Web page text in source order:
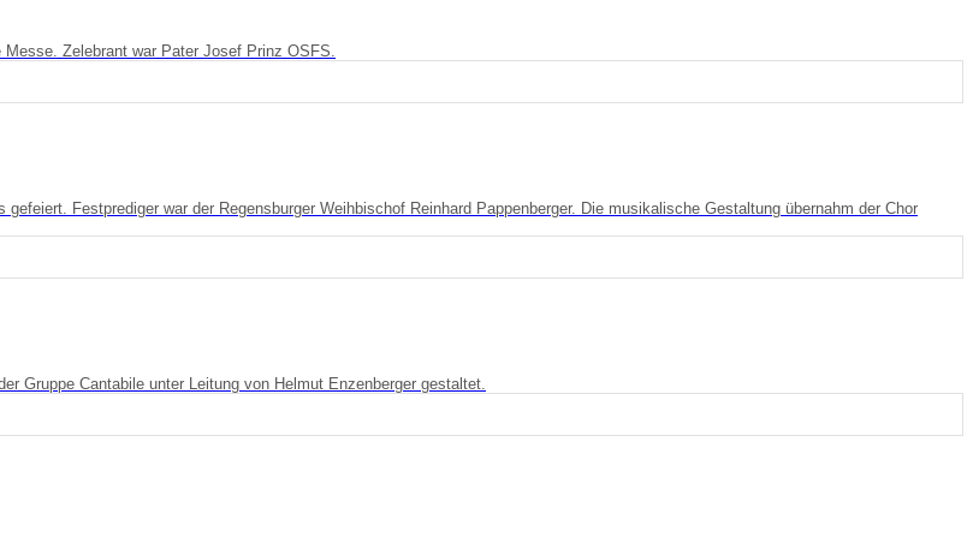
Zelebrant war Pater Josef Prinz OSFS.
Festprediger war der Regensburger Weihbischof Reinhard Pappenberger. Die musikalische Gestaltung übernahm der Chor
Gruppe Cantabile unter Leitung von Helmut Enzenberger gestaltet.